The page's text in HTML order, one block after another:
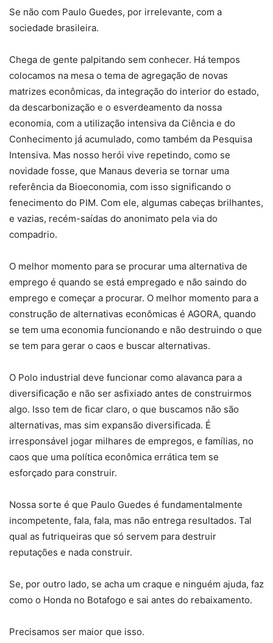
Se não com Paulo Guedes, por irrelevante, com a
sociedade brasileira.
Chega de gente palpitando sem conhecer. Há tempos
colocamos na mesa o tema de agregação de novas
matrizes econômicas, da integração do interior do estado,
da descarbonização e o esverdeamento da nossa
economia, com a utilização intensiva da Ciência e do
Conhecimento já acumulado, como também da Pesquisa
Intensiva. Mas nosso herói vive repetindo, como se
novidade fosse, que Manaus deveria se tornar uma
referência da Bioeconomia, com isso significando o
fenecimento do PIM. Com ele, algumas cabeças brilhantes,
e vazias, recém-saídas do anonimato pela via do
compadrio.
O melhor momento para se procurar uma alternativa de
emprego é quando se está empregado e não saindo do
emprego e começar a procurar. O melhor momento para a
construção de alternativas econômicas é AGORA, quando
se tem uma economia funcionando e não destruindo o que
se tem para gerar o caos e buscar alternativas.
O Polo industrial deve funcionar como alavanca para a
diversificação e não ser asfixiado antes de construirmos
algo. Isso tem de ficar claro, o que buscamos não são
alternativas, mas sim expansão diversificada. É
irresponsável jogar milhares de empregos, e famílias, no
caos que uma política econômica errática tem se
esforçado para construir.
Nossa sorte é que Paulo Guedes é fundamentalmente
incompetente, fala, fala, mas não entrega resultados. Tal
qual as futriqueiras que só servem para destruir
reputações e nada construir.
Se, por outro lado, se acha um craque e ninguém ajuda, faz
como o Honda no Botafogo e sai antes do rebaixamento.
Precisamos ser maior que isso.